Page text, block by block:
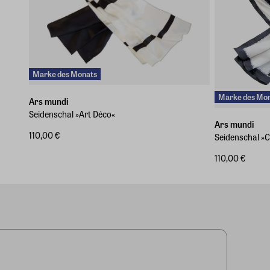
Marke des Monats
Ars mundi
Seidenschal »Art Déco«
110,00 €
Marke des
Ars mundi
Seidenschal
110,00 €